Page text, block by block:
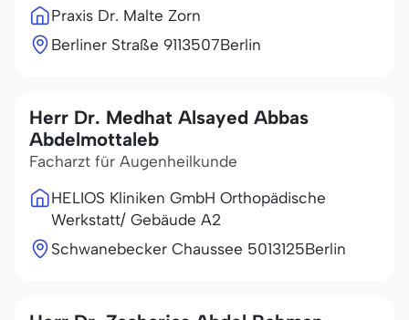
Praxis Dr. Malte Zorn
Berliner Straße 9113507Berlin
Herr Dr. Medhat Alsayed Abbas
Abdelmottaleb
Facharzt für Augenheilkunde
HELIOS Kliniken GmbH Orthopädische
Werkstatt/ Gebäude A2
Schwanebecker Chaussee 5013125Berlin